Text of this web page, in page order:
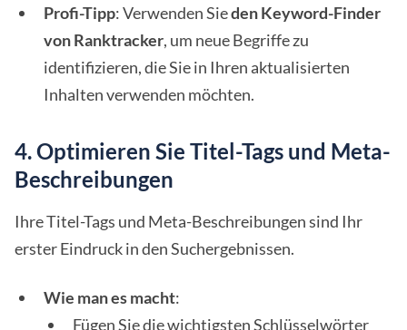
Profi-Tipp: Verwenden Sieden Keyword-Finder
von Ranktracker, um neue Begriffe zu
identifizieren, die Sie in Ihren aktualisierten
Inhalten verwenden möchten.
4. Optimieren Sie Titel-Tags und Meta-
Beschreibungen
Ihre Titel-Tags und Meta-Beschreibungen sind Ihr
erster Eindruck in den Suchergebnissen.
Wie man es macht:
Fügen Sie die wichtigsten Schlüsselwörter